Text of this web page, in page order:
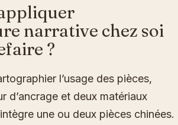
narrative chez soi
?
l’usage des pièces,
d’ancrage et deux matériaux
une ou deux pièces chinées.